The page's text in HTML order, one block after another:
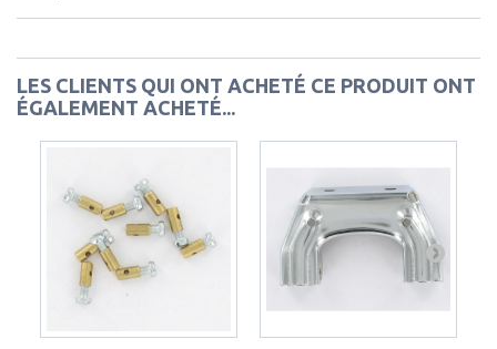
LES CLIENTS QUI ONT ACHETÉ CE PRODUIT ONT
ÉGALEMENT ACHETÉ...